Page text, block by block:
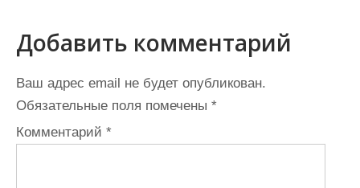
Добавить комментарий
Ваш адрес email не будет опубликован.
Обязательные поля помечены *
Комментарий *